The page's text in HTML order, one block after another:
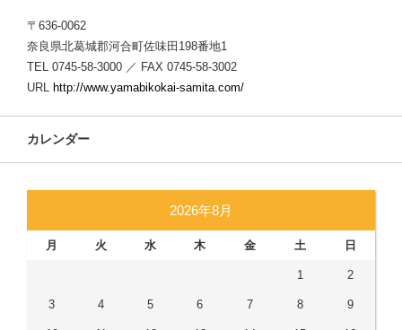
〒636-0062
奈良県北葛城郡河合町佐味田198番地1
TEL 0745-58-3000 ／ FAX 0745-58-3002
URL
http://www.yamabikokai-samita.com/
カレンダー
2026年8月
月 火 水 木 金 土 日
1 2
3 4 5 6 7 8 9